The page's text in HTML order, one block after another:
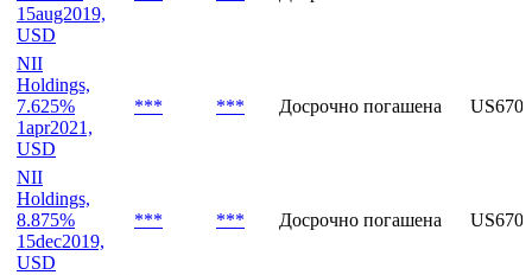
15aug2019,
USD
NII
Holdings,
7.625%
1apr2021,
USD
*** *** Досрочно погашена
NII
Holdings,
8.875%
15dec2019,
USD
*** *** Досрочно погашена